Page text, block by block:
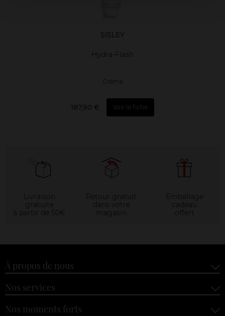
SISLEY
Hydra-Flash
Crème
187,90 € Voir la fiche
À propos de nous
Nos services
Nos moments forts